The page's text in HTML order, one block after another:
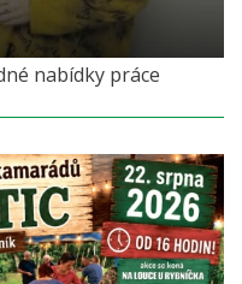
nabídky práce